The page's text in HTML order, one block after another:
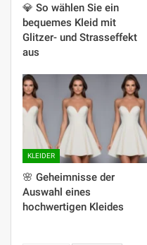
💎 So wählen Sie ein
bequemes Kleid mit
Glitzer- und Strasseffekt
aus
KLEIDER
🌸 Geheimnisse der
Auswahl eines
hochwertigen Kleides